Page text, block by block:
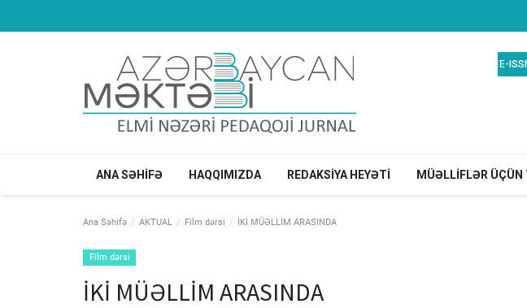
E-
ANA SƏHİFƏ HAQQIMIZDA REDAKSİYA HEYƏTİ MÜƏLLİFLƏR
Ana Səhifə AKTUAL Film dərsi İKİ MÜƏLLİM ARASINDA
Film dərsi
İKİ MÜƏLLİM ARASINDA